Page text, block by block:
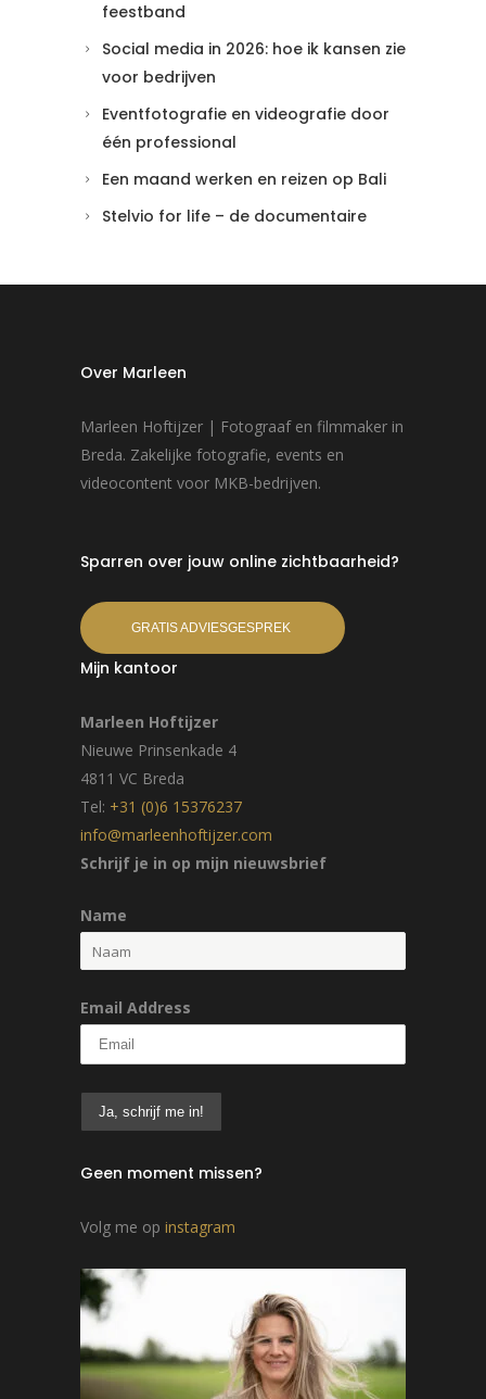
feestband
Social media in 2026: hoe ik kansen zie
voor bedrijven
Eventfotografie en videografie door
één professional
Een maand werken en reizen op Bali
Stelvio for life – de documentaire
Over Marleen
Marleen Hoftijzer | Fotograaf en filmmaker in
Breda. Zakelijke fotografie, events en
videocontent voor MKB-bedrijven.
Sparren over jouw online zichtbaarheid?
GRATIS ADVIESGESPREK
Mijn kantoor
Marleen Hoftijzer
Nieuwe Prinsenkade 4
4811 VC Breda
Tel: +31 (0)6 15376237
info@marleenhoftijzer.com
Schrijf je in op mijn nieuwsbrief
Name
Email Address
Geen moment missen?
Volg me op instagram